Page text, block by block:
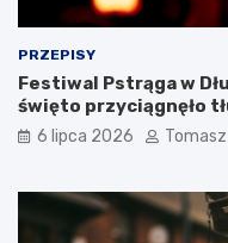
PRZEPISY
Festiwal Pstrąga w
święto przyciągnęło
6 lipca 2026